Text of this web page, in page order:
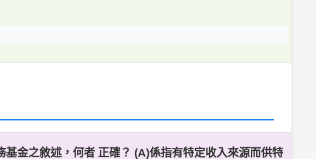
金之敘述，何者 正確？ (A)係指有特定收入來源而供特